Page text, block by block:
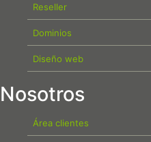
Reseller
Dominios
Diseño web
Nosotros
Área clientes